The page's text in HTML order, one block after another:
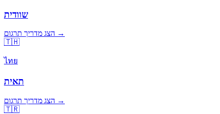
שוודית
הצג מדריך תרגום →
🇹🇭
ไทย
תאית
הצג מדריך תרגום →
🇹🇷